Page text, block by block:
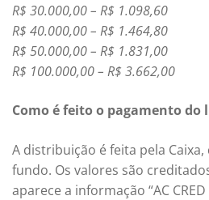
R$ 30.000,00 – R$ 1.098,60
R$ 40.000,00 – R$ 1.464,80
R$ 50.000,00 – R$ 1.831,00
R$ 100.000,00 – R$ 3.662,00
Como é feito o pagamento do
A distribuição é feita pela
fundo. Os valores são
aparece a informação “AC CRED